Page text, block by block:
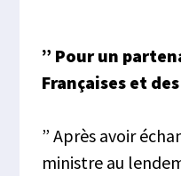
” Pour un
Françaises et
” Après avoir
ministre au